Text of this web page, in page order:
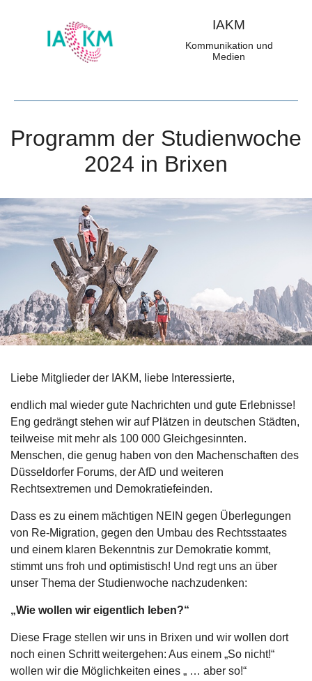
IAKM
Kommunikation und
Medien
Programm der Studienwoche
2024 in Brixen
Liebe Mitglieder der IAKM, liebe Interessierte,
endlich mal wieder gute Nachrichten und gute Erlebnisse!
Eng gedrängt stehen wir auf Plätzen in deutschen Städten,
teilweise mit mehr als 100 000 Gleichgesinnten.
Menschen, die genug haben von den Machenschaften des
Düsseldorfer Forums, der AfD und weiteren
Rechtsextremen und Demokratiefeinden.
Dass es zu einem mächtigen NEIN gegen Überlegungen
von Re-Migration, gegen den Umbau des Rechtsstaates
und einem klaren Bekenntnis zur Demokratie kommt,
stimmt uns froh und optimistisch! Und regt uns an über
unser Thema der Studienwoche nachzudenken:
„Wie wollen wir eigentlich leben?“
Diese Frage stellen wir uns in Brixen und wir wollen dort
noch einen Schritt weitergehen: Aus einem „So nicht!“
wollen wir die Möglichkeiten eines „ … aber so!“